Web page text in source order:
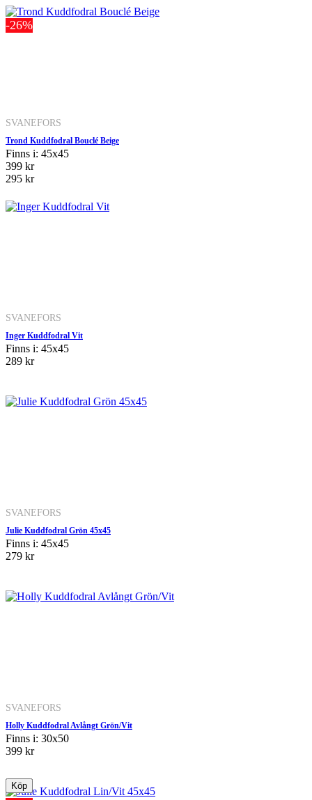
-26%
SVANEFORS
Trond Kuddfodral Bouclé Beige
Finns i: 45x45
399 kr
295 kr
SVANEFORS
Inger Kuddfodral Vit
Finns i: 45x45
289 kr
SVANEFORS
Julie Kuddfodral Grön 45x45
Finns i: 45x45
279 kr
SVANEFORS
Holly Kuddfodral Avlångt Grön/Vit
Finns i: 30x50
399 kr